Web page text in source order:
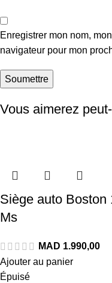
Enregistrer mon nom,
navigateur pour mon
Vous aimerez
Siège auto Boston
Ms
Ajouter au panier
Épuisé